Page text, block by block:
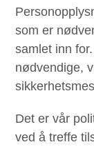
som er
samlet inn
nødvendige,
Det er vår
ved å treffe